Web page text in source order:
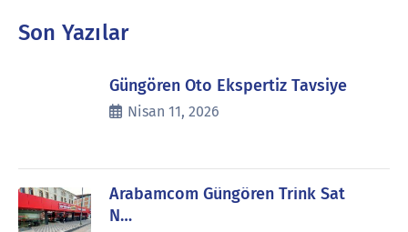
Son Yazılar
Güngören Oto Ekspertiz Tavsiye
Nisan 11, 2026
Arabamcom Güngören Trink Sat
N…